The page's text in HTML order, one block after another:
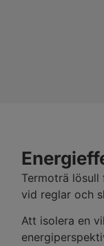
Termoträ
vid reglar och
Att isolera en